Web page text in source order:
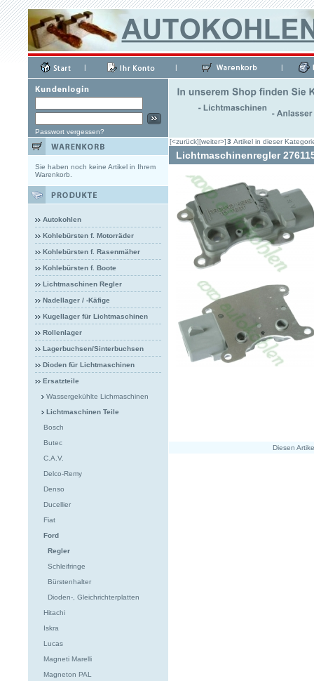
| | |
Passwort vergessen?
Sie haben noch keine Artikel in Ihrem
Warenkorb.
Autokohlen
Kohlebürsten f. Motorräder
Kohlebürsten f. Rasenmäher
Kohlebürsten f. Boote
Lichtmaschinen Regler
Nadellager / -Käfige
Kugellager für Lichtmaschinen
Rollenlager
Lagerbuchsen/Sinterbuchsen
Dioden für Lichtmaschinen
Ersatzteile
Wassergekühlte Lichmaschinen
Lichtmaschinen Teile
Bosch
Butec
C.A.V.
Delco-Remy
Denso
Ducellier
Fiat
Ford
Regler
Schleifringe
Bürstenhalter
Dioden-, Gleichrichterplatten
Hitachi
Iskra
Lucas
Magneti Marelli
Magneton PAL
[<zurück][weiter>]3 Artikel in dieser
Lichtmaschinenregler
Diesen